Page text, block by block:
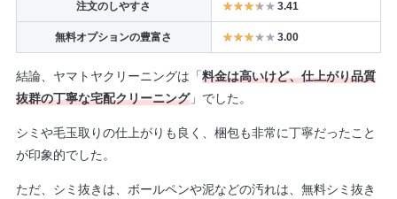
注文のしやすさ 3.41
無料オプションの豊富さ 3.00
結論、ヤマトヤクリーニングは「料金は高いけど、仕上がり品質
抜群の丁寧な宅配クリーニング」でした。
シミや毛玉取りの仕上がりも良く、梱包も非常に丁寧だったこと
が印象的でした。
ただ、シミ抜きは、ボールペンや泥などの汚れは、無料シミ抜き